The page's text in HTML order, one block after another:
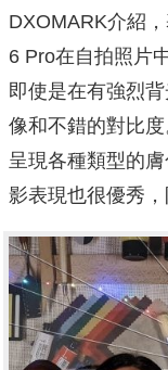
DXOMARK介紹
6 Pro在自拍照片
即使是在有強烈
像和不錯的對比
呈現各種類型的
影表現也很優秀，